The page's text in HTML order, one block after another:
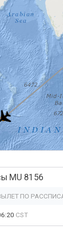
MU 8156
ПО
CST